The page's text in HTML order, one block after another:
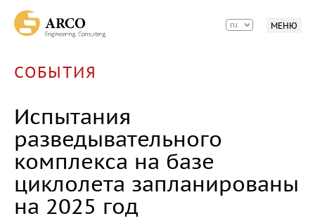
ru МЕНЮ
Строительство машиностроительного
предприятия ООО «Хенкон Сибирь» завершено.
01.07.2025
предприятия АО «Спецтехномаш» завершено.
07.04.2025
ARCO. 20 лет созидания.
03.03.2025
ОЭЗ Красноярская технологическая долина.
СОБЫТИЯ
Испытания
разведывательного
комплекса на базе
циклолета запланированы
на 2025 год